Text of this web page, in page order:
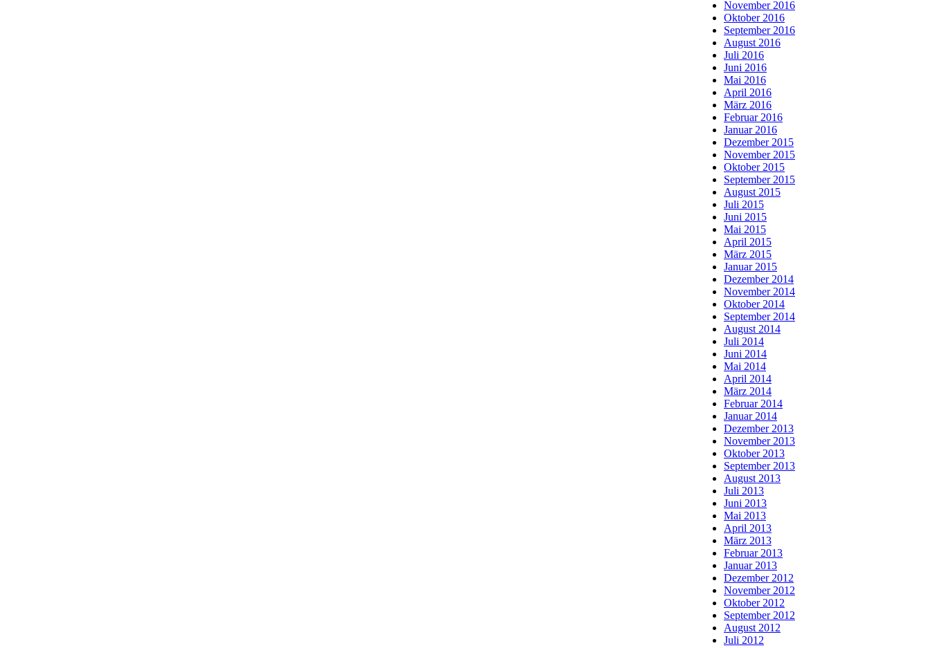
November 2016
Oktober 2016
September 2016
August 2016
Juli 2016
Juni 2016
Mai 2016
April 2016
März 2016
Februar 2016
Januar 2016
Dezember 2015
November 2015
Oktober 2015
September 2015
August 2015
Juli 2015
Juni 2015
Mai 2015
April 2015
März 2015
Januar 2015
Dezember 2014
November 2014
Oktober 2014
September 2014
August 2014
Juli 2014
Juni 2014
Mai 2014
April 2014
März 2014
Februar 2014
Januar 2014
Dezember 2013
November 2013
Oktober 2013
September 2013
August 2013
Juli 2013
Juni 2013
Mai 2013
April 2013
März 2013
Februar 2013
Januar 2013
Dezember 2012
November 2012
Oktober 2012
September 2012
August 2012
Juli 2012